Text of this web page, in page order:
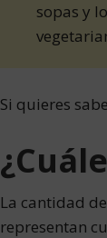
sopas y
Si quieres
La cantidad
representan